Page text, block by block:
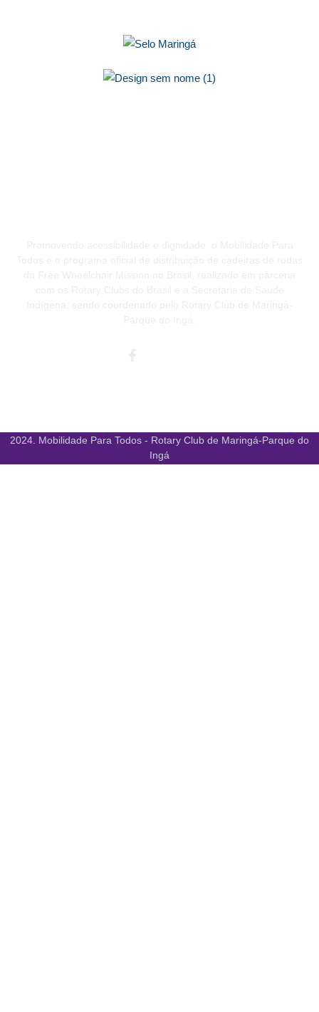
Promovendo acessibilidade e dignidade, o Mobilidade Para
Todos é o programa oficial de distribuição de cadeiras de rodas
da Free Wheelchair Mission no Brasil, realizado em parceria
com os Rotary Clubs do Brasil e a Secretaria de Saúde
Indígena, sendo coordenado pelo Rotary Club de Maringá-
Parque do Ingá.
Facebook-
2024. Mobilidade Para Todos - Rotary Club de Maringá-Parque do
Ingá